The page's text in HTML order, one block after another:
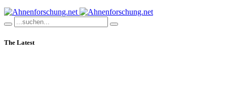
The Latest